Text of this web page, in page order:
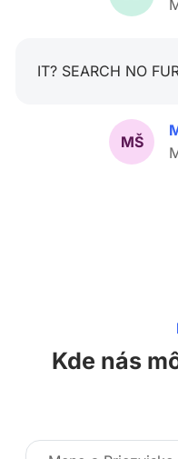
IT? SEARCH NO
MŠ
Kde nás